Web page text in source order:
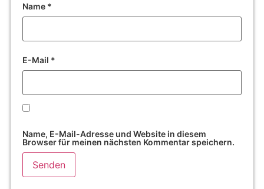
Name *
E-Mail *
Name, E-Mail-Adresse und Website in diesem
Browser für meinen nächsten Kommentar speichern.